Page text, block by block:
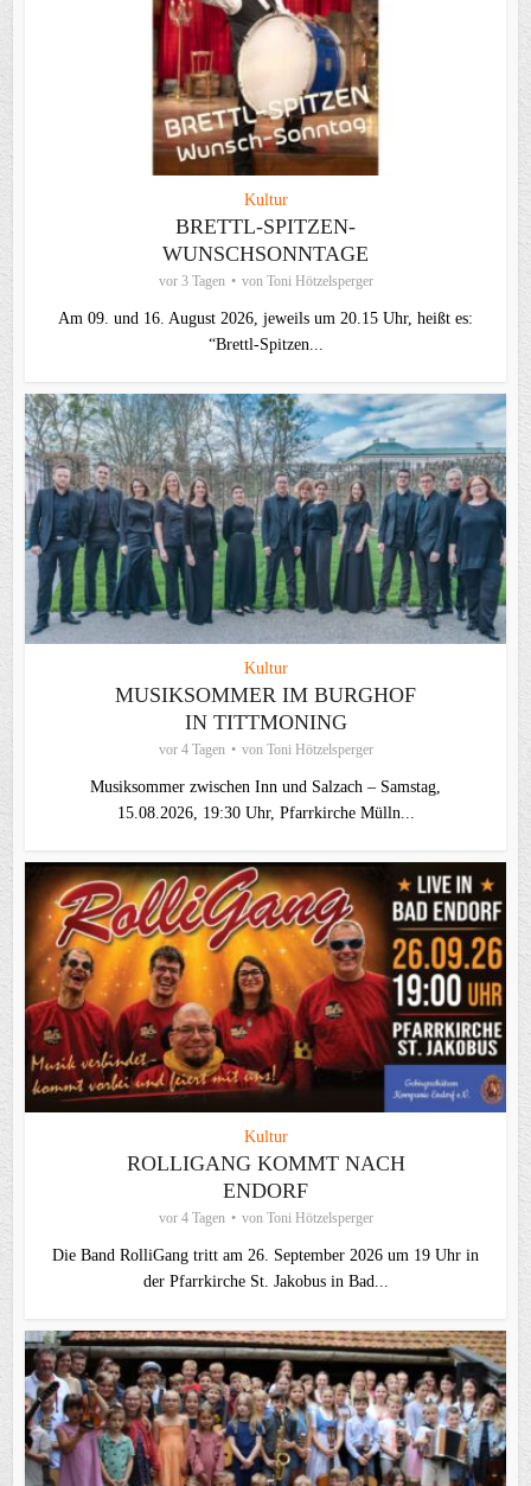
Kultur
BRETTL-SPITZEN-
WUNSCHSONNTAGE
vor 3 Tagen von Toni Hötzelsperger
Am 09. und 16. August 2026, jeweils um 20.15 Uhr, heißt es:
“Brettl-Spitzen...
Kultur
MUSIKSOMMER IM BURGHOF
IN TITTMONING
vor 4 Tagen von Toni Hötzelsperger
Musiksommer zwischen Inn und Salzach – Samstag,
15.08.2026, 19:30 Uhr, Pfarrkirche Mülln...
Kultur
ROLLIGANG KOMMT NACH
ENDORF
vor 4 Tagen von Toni Hötzelsperger
Die Band RolliGang tritt am 26. September 2026 um 19 Uhr in
der Pfarrkirche St. Jakobus in Bad...